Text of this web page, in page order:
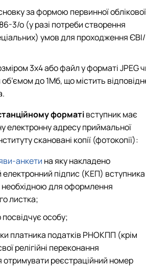
за формою первинної облікової
3/о (у разі потреби створення
умов для проходження ЄВІ/
3х4 або файл у форматі JPEG
до 1Мб, що містить
форматівступник має
електронну адресу приймальної
скановані копії (фотокопії):
анкети на яку накладено
електронний підпис (КЕП) вступника
для оформлення
листка;
особу;
платника податків РНОКПП (крім
релігійні переконання
реєстраційний номер